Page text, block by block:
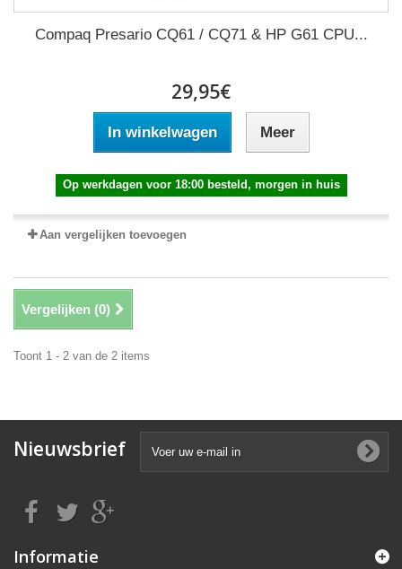
Compaq Presario CQ61 / CQ71 & HP G61 CPU...
29,95€
In winkelwagen Meer
Op werkdagen voor 18:00 besteld, morgen in huis
Aan vergelijken toevoegen
Vergelijken (0)
Toont 1 - 2 van de 2 items
Nieuwsbrief
Informatie